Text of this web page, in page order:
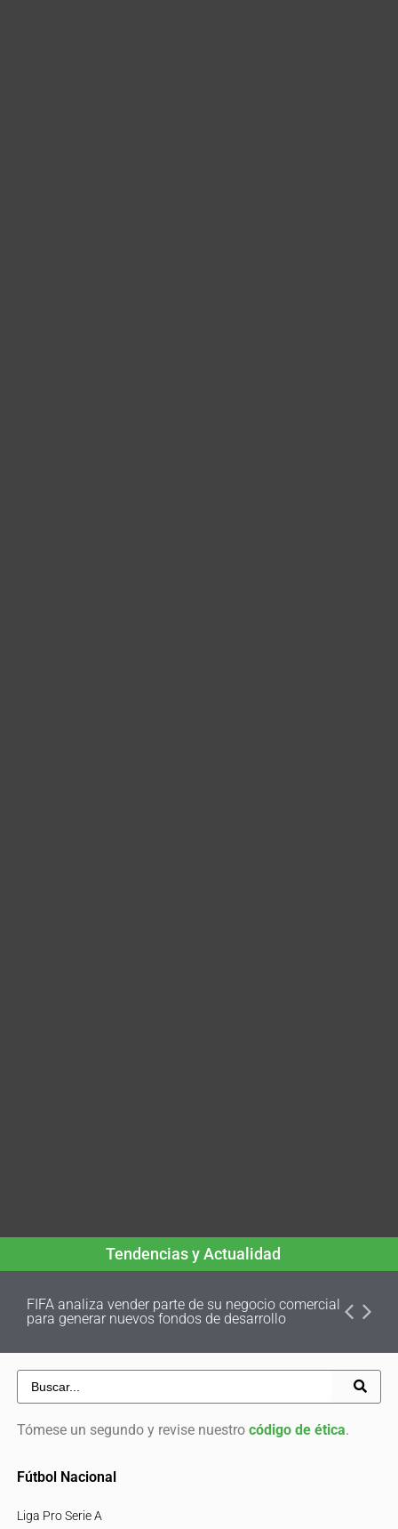
Tendencias y Actualidad
FIFA analiza vender parte de su negocio comercial
para generar nuevos fondos de desarrollo
Tómese un segundo y revise nuestro código de ética.
Fútbol Nacional
Liga Pro Serie A